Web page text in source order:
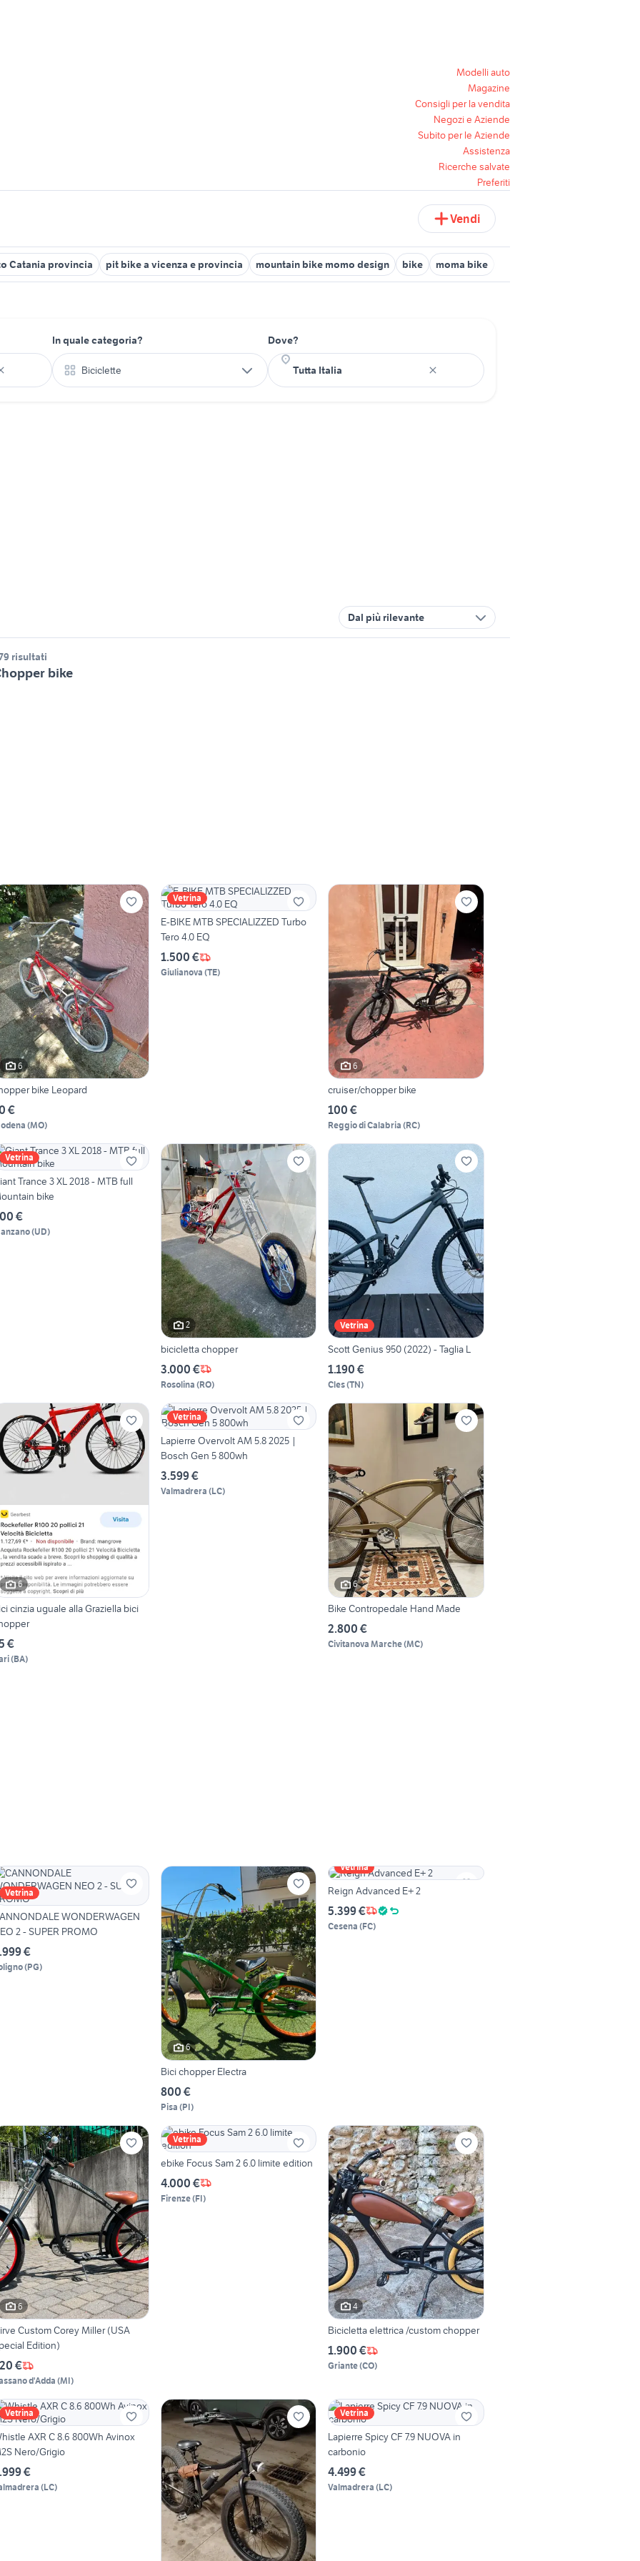
Modelli auto
Magazine
Consigli per la vendita
Negozi e Aziende
Subito per le Aziende
Assistenza
Ricerche salvate
Preferiti
Vendi
Catania provincia pit bike a vicenza e provincia mountain bike momo design bike moma bike
In quale categoria?
Biciclette
Dove?
Dal più rilevante
risultati
bike
6
bike Leopard
€
(MO)
Vetrina
E-BIKE MTB SPECIALIZZED Turbo
Tero 4.0 EQ
1.500 €
Giulianova (TE)
6
cruiser/chopper bike
100 €
Reggio di Calabria (RC)
Vetrina
Trance 3 XL 2018 - MTB full
bike
€
(UD)
2
bicicletta chopper
3.000 €
Rosolina (RO)
Vetrina
Scott Genius 950 (2022) - Taglia L
1.190 €
Cles(TN)
6
cinzia uguale alla Graziella bici
€
(BA)
Vetrina
Lapierre Overvolt AM 5.8 2025 |
Bosch Gen 5 800wh
3.599 €
Valmadrera (LC)
6
Bike Contropedale Hand Made
2.800 €
Civitanova Marche(MC)
Vetrina
WONDERWAGEN
2 - SUPER PROMO
€
(PG)
6
Bici chopper Electra
800 €
Pisa (PI)
Vetrina
Reign Advanced E+ 2
5.399 €
Cesena (FC)
6
Custom Corey Miller (USA
Edition)
€
d'Adda (MI)
Vetrina
ebike Focus Sam 2 6.0 limite edition
4.000 €
Firenze(FI)
4
Bicicletta elettrica /custom chopper
1.900 €
Griante(CO)
Vetrina
C 8.6 800Wh Avinox
Nero/Grigio
€
(LC)
Vetrina
Lapierre Spicy CF 7.9 NUOVA in
carbonio
4.499 €
Valmadrera (LC)